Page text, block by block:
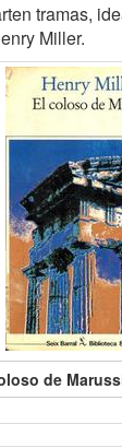
tramas,
Miller.
de